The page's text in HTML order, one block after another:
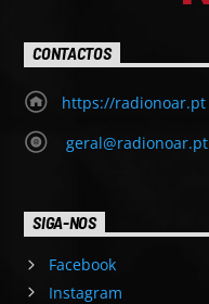
CONTACTOS
https://radionoar.pt
geral@radionoar.pt
SIGA-NOS
Facebook
Instagram